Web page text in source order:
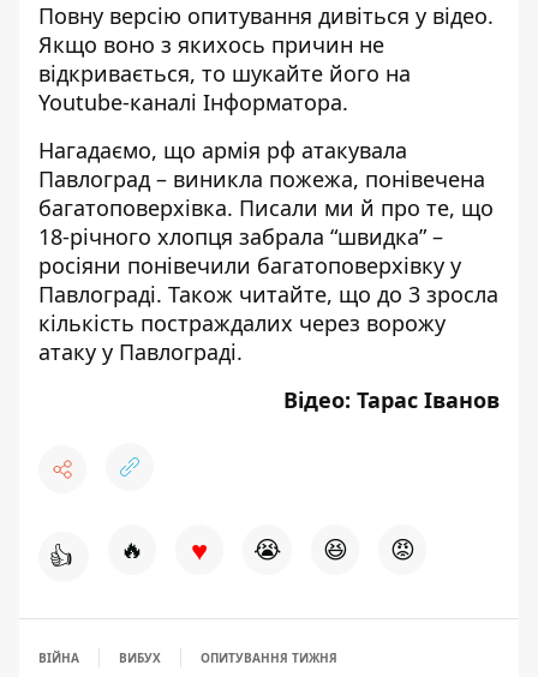
Повну версію опитування дивіться у відео.
Якщо воно з якихось причин не
відкривається, то шукайте його на
Youtube-каналі Інформатора.
Нагадаємо, що армія рф атакувала
Павлоград – виникла пожежа, понівечена
багатоповерхівка. Писали ми й про те, що
18-річного хлопця забрала “швидка”–
росіяни понівечили багатоповерхівку у
Павлограді. Також читайте, що до 3 зросла
кількість постраждалих через ворожу
атаку у Павлограді.
Відео: Тарас Іванов
👍 🔥 ♥ 😭 😆 😡
ВІЙНА ВИБУХ ОПИТУВАННЯ ТИЖНЯ